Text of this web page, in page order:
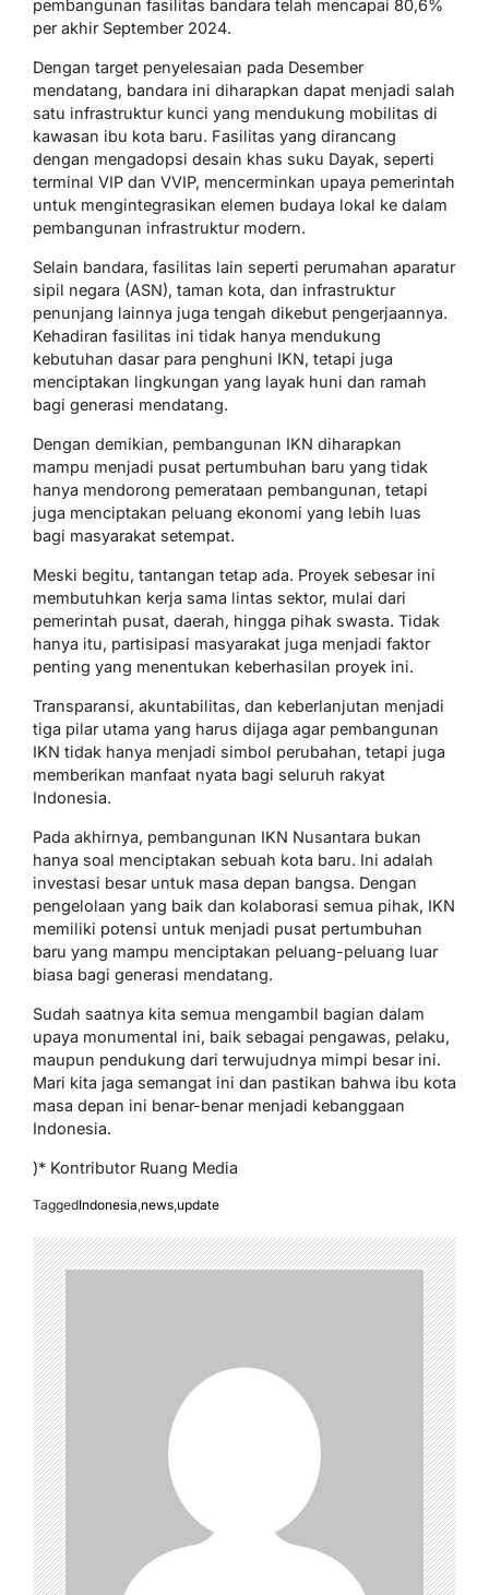
pembangunan fasilitas bandara telah mencapai 80,6%
per akhir September 2024.
Dengan target penyelesaian pada Desember
mendatang, bandara ini diharapkan dapat menjadi salah
satu infrastruktur kunci yang mendukung mobilitas di
kawasan ibu kota baru. Fasilitas yang dirancang
dengan mengadopsi desain khas suku Dayak, seperti
terminal VIP dan VVIP, mencerminkan upaya pemerintah
untuk mengintegrasikan elemen budaya lokal ke dalam
pembangunan infrastruktur modern.
Selain bandara, fasilitas lain seperti perumahan aparatur
sipil negara (ASN), taman kota, dan infrastruktur
penunjang lainnya juga tengah dikebut pengerjaannya.
Kehadiran fasilitas ini tidak hanya mendukung
kebutuhan dasar para penghuni IKN, tetapi juga
menciptakan lingkungan yang layak huni dan ramah
bagi generasi mendatang.
Dengan demikian, pembangunan IKN diharapkan
mampu menjadi pusat pertumbuhan baru yang tidak
hanya mendorong pemerataan pembangunan, tetapi
juga menciptakan peluang ekonomi yang lebih luas
bagi masyarakat setempat.
Meski begitu, tantangan tetap ada. Proyek sebesar ini
membutuhkan kerja sama lintas sektor, mulai dari
pemerintah pusat, daerah, hingga pihak swasta. Tidak
hanya itu, partisipasi masyarakat juga menjadi faktor
penting yang menentukan keberhasilan proyek ini.
Transparansi, akuntabilitas, dan keberlanjutan menjadi
tiga pilar utama yang harus dijaga agar pembangunan
IKN tidak hanya menjadi simbol perubahan, tetapi juga
memberikan manfaat nyata bagi seluruh rakyat
Indonesia.
Pada akhirnya, pembangunan IKN Nusantara bukan
hanya soal menciptakan sebuah kota baru. Ini adalah
investasi besar untuk masa depan bangsa. Dengan
pengelolaan yang baik dan kolaborasi semua pihak, IKN
memiliki potensi untuk menjadi pusat pertumbuhan
baru yang mampu menciptakan peluang-peluang luar
biasa bagi generasi mendatang.
Sudah saatnya kita semua mengambil bagian dalam
upaya monumental ini, baik sebagai pengawas, pelaku,
maupun pendukung dari terwujudnya mimpi besar ini.
Mari kita jaga semangat ini dan pastikan bahwa ibu kota
masa depan ini benar-benar menjadi kebanggaan
Indonesia.
)* Kontributor Ruang Media
TaggedIndonesia,news,update